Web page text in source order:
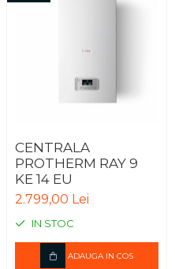
CENTRALA
PROTHERM RAY 9
KE 14 EU
2.799,00 Lei
IN STOC
ADAUGA IN COS